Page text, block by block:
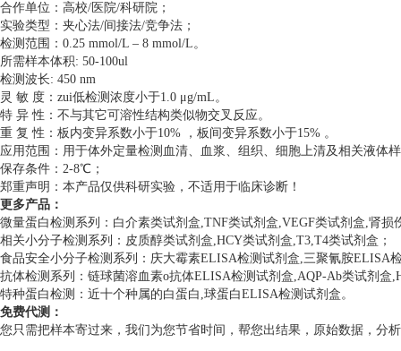
合作单位：高校/医院/科研院；
实验类型：夹心法/间接法/竞争法；
检测范围：0.25 mmol/L – 8 mmol/L。
所需样本体积: 50-100ul
检测波长: 450 nm
灵 敏 度：zui低检测浓度小于1.0 μg/mL。
特 异 性：不与其它可溶性结构类似物交叉反应。
重 复 性：板内变异系数小于10% ，板间变异系数小于15% 。
应用范围：用于体外定量检测血清、血浆、组织、细胞上清及相关液体
保存条件：2-8℃；
郑重声明：本产品仅供科研实验，不适用于临床诊断！
更多产品：
微量蛋白检测系列：白介素类试剂盒,TNF类试剂盒,VEGF类试剂盒,肾损
相关小分子检测系列：皮质醇类试剂盒,HCY类试剂盒,T3,T4类试剂盒；
食品安全小分子检测系列：庆大霉素ELISA检测试剂盒,三聚氰胺
抗体检测系列：链球菌溶血素o抗体ELISA检测试剂盒,AQP-Ab类试剂盒
特种蛋白检测：近十个种属的白蛋白,球蛋白ELISA检测试剂盒。
免费代测：
您只需把样本寄过来，我们为您节省时间，帮您出结果，原始数据，分